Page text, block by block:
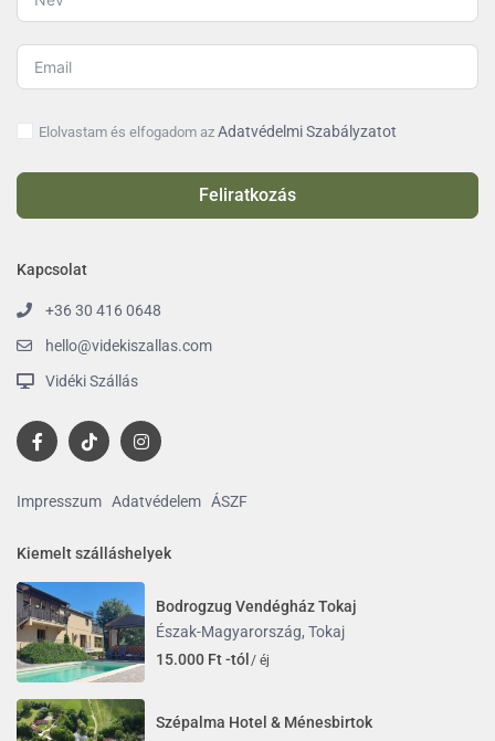
Elolvastam és elfogadom azAdatvédelmi Szabályzatot
Feliratkozás
Kapcsolat
+36 30 416 0648
hello@videkiszallas.com
Vidéki Szállás
Impresszum Adatvédelem ÁSZF
Kiemelt szálláshelyek
Bodrogzug Vendégház Tokaj
Észak-Magyarország, Tokaj
15.000 Ft -tól / éj
Szépalma Hotel & Ménesbirtok